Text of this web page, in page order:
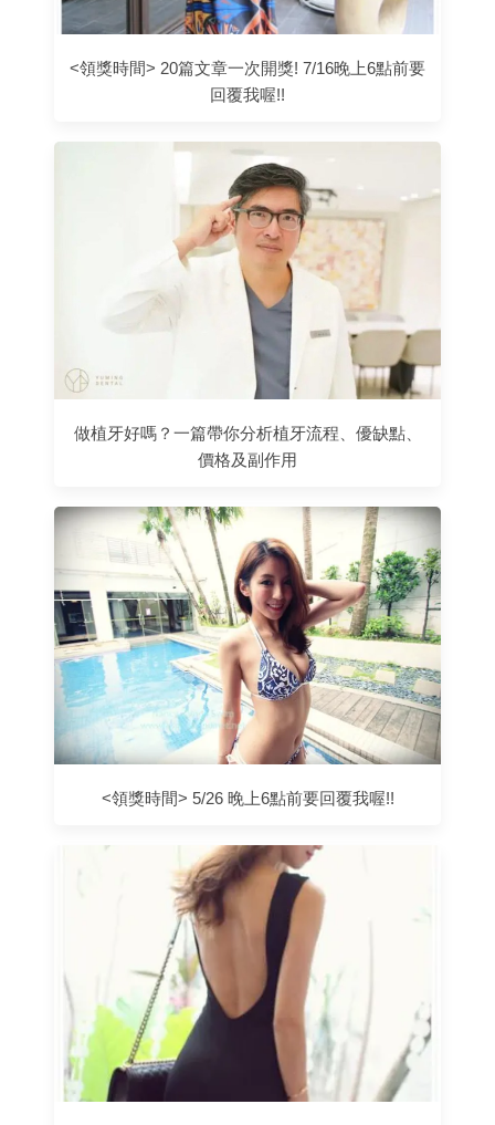
<領獎時間> 20篇文章一次開獎! 7/16晚上6點前要
回覆我喔!!
做植牙好嗎？一篇帶你分析植牙流程、優缺點、
價格及副作用
<領獎時間> 5/26 晚上6點前要回覆我喔!!